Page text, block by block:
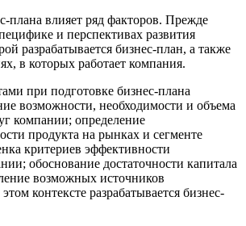
плана влияет ряд факторов. Прежде
и перспективах развития
разрабатывается бизнес-план, а также
в которых работает компания.
при подготовке бизнес-плана
возможности, необходимости и объема
компании; определение
продукта на рынках и сегменте
критериев эффективности
обоснование достаточности капитала
возможных источников
контексте разрабатывается бизнес-